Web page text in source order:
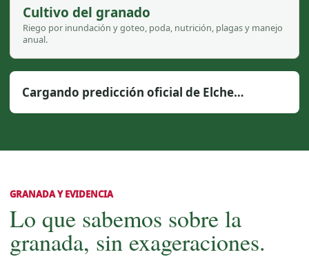
Cultivo del granado
Riego por inundación y goteo, poda, nutrición, plagas y manejo
anual.
Cargando predicción oficial de Elche…
GRANADA Y EVIDENCIA
Lo que sabemos sobre la
granada, sin exageraciones.